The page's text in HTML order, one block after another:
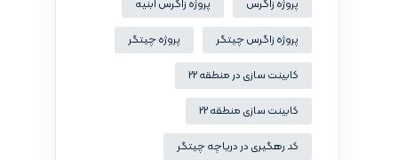
پروژه زاگرس پروژه زاگرس ابنیه
پروژه زاگرس چیتگر پروژه چیتگر
کابینت سازی در منطقه 22
کابینت سازی منطقه 22
کد رهگیری در دریاچه چیتگر